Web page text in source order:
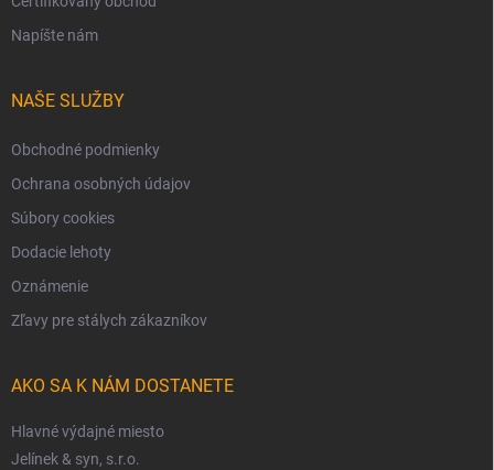
Napíšte nám
NAŠE SLUŽBY
Obchodné podmienky
Ochrana osobných údajov
Súbory cookies
Dodacie lehoty
Oznámenie
Zľavy pre stálych zákazníkov
AKO SA K NÁM DOSTANETE
Hlavné výdajné miesto
Jelínek & syn, s.r.o.